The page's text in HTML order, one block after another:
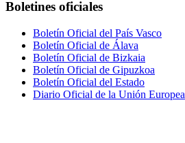
Boletines oficiales
Boletín Oficial del País Vasco
Boletín Oficial de Álava
Boletín Oficial de Bizkaia
Boletín Oficial de Gipuzkoa
Boletín Oficial del Estado
Diario Oficial de la Unión Europea